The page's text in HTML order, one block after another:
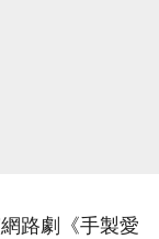
路劇《手製愛